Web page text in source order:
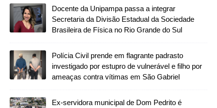
Docente da Unipampa passa a integrar
Secretaria da Divisão Estadual da Sociedade
Brasileira de Física no Rio Grande do Sul
Polícia Civil prende em flagrante padrasto
investigado por estupro de vulnerável e filho por
ameaças contra vítimas em São Gabriel
Ex-servidora municipal de Dom Pedrito é